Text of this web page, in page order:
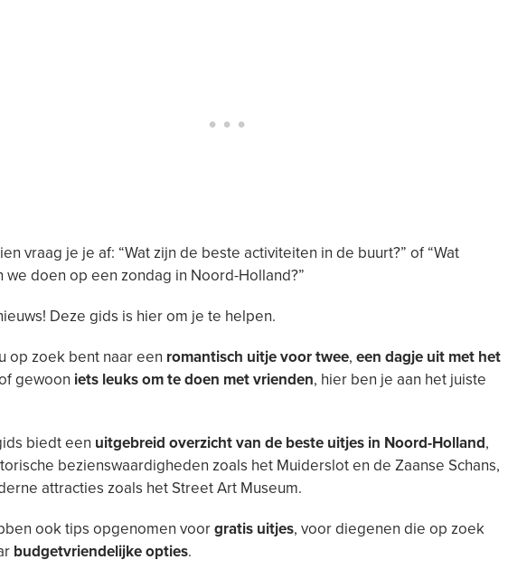
vraag je je af: “Wat zijn de beste activiteiten in de buurt?” of “Wat
we doen op een zondag in Noord-Holland?”
Deze gids is hier om je te helpen.
op zoek bent naar een romantisch uitje voor twee, een dagje uit met het
gewoon iets leuks om te doen met vrienden, hier ben je aan het juiste
biedt een uitgebreid overzicht van de beste uitjes in Noord-Holland,
bezienswaardigheden zoals het Muiderslot en de Zaanse Schans,
attracties zoals het Street Art Museum.
ook tips opgenomen voorgratis uitjes, voor diegenen die op zoek
budgetvriendelijke opties.